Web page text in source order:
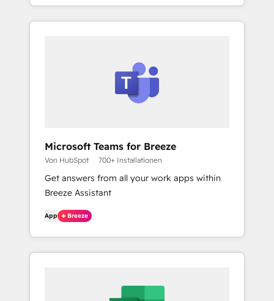
Microsoft Teams for Breeze
Von HubSpot 700+ Installationen
Get answers from all your work apps within
Breeze Assistant
App Breeze